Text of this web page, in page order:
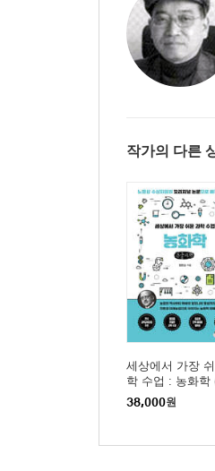
3장 중세 의학과
사라지지 않은 고
이슬람 세계의 생물
갈레노스를 넘어선
중세 유럽의 의학
이발사에서 외과 의
생각의 가지 79
4장 르네상스, 실
자연을 다시 보기
르네상스 시대와 다
연금술에서 의학
작가의 다른
세상에서 가장
학 수업 : 농화학
자책)
38,000원